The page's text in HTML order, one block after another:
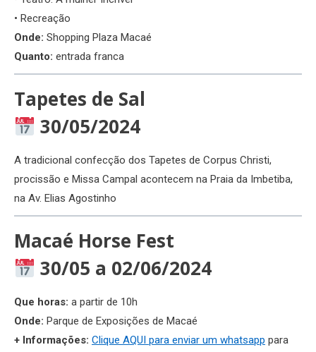
• Recreação
Onde: Shopping Plaza Macaé
Quanto: entrada franca
Tapetes de Sal
30/05/2024
A tradicional confecção dos Tapetes de Corpus Christi,
procissão e Missa Campal acontecem na Praia da Imbetiba,
na Av. Elias Agostinho
Macaé Horse Fest
30/05 a 02/06/2024
Que horas: a partir de 10h
Onde: Parque de Exposições de Macaé
+ Informações: Clique AQUI para enviar um whatsapp para